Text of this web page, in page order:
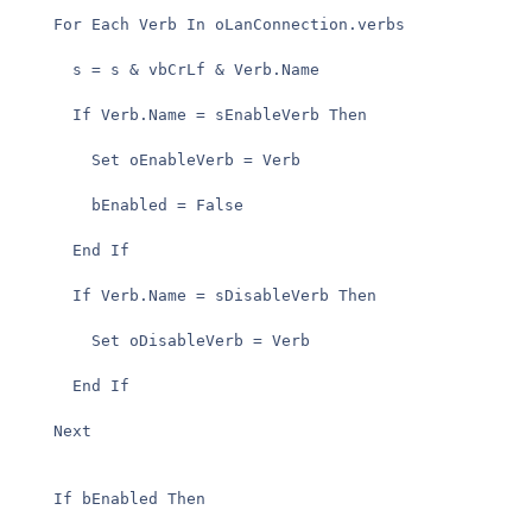
    For Each Verb In oLanConnection.verbs
      s = s & vbCrLf & Verb.Name
      If Verb.Name = sEnableVerb Then
        Set oEnableVerb = Verb
        bEnabled = False
      End If
      If Verb.Name = sDisableVerb Then
        Set oDisableVerb = Verb
      End If
    Next
    If bEnabled Then